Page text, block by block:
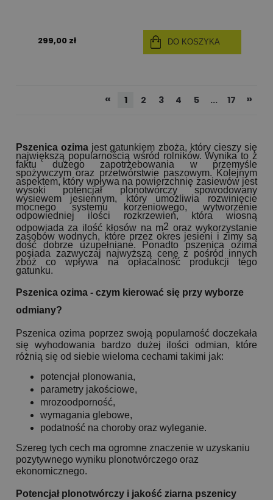
299,00 zł DO KOSZYKA
« 1 2 3 4 5 ... 17 »
Pszenica ozima jest gatunkiem zboża, który cieszy się
największą popularnością wśród rolników. Wynika to z
faktu dużego zapotrzebowania w przemyśle
spożywczym oraz przetwórstwie paszowym. Kolejnym
aspektem, który wpływa na powierzchnię zasiewów jest
wysoki potencjał plonotwórczy spowodowany
wysiewem jesiennym, który umożliwia rozwinięcie
mocnego systemu korzeniowego, wytworzenie
odpowiedniej ilości rozkrzewień, która wiosną
odpowiada za ilość kłosów na m2 oraz wykorzystanie
zasobów wodnych, które przez okres jesieni i zimy są
dość dobrze uzupełniane. Ponadto pszenica ozima
posiada zazwyczaj najwyższą cenę z pośród innych
zbóż co wpływa na opłacalność produkcji tego
gatunku.
Pszenica ozima - czym kierować się przy wyborze
odmiany?
Pszenica ozima poprzez swoją popularność doczekała
się wyhodowania bardzo dużej ilości odmian, które
różnią się od siebie wieloma cechami takimi jak:
potencjał plonowania,
parametry jakościowe,
mrozoodporność,
wymagania glebowe,
podatność na choroby oraz wyleganie.
Szereg tych cech ma ogromne znaczenie w uzyskaniu
pozytywnego wyniku plonotwórczego oraz
ekonomicznego.
Potencjał plonotwórczy i jakość ziarna pszenicy